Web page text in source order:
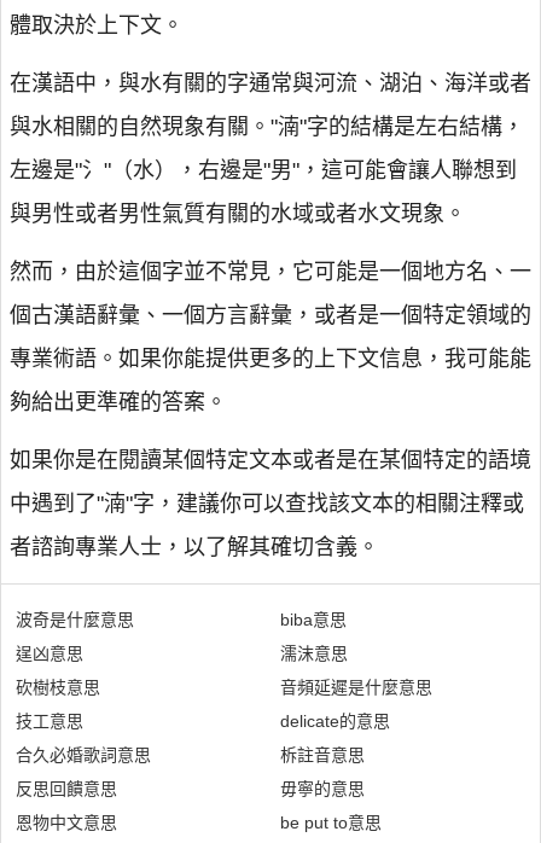
體取決於上下文。
在漢語中，與水有關的字通常與河流、湖泊、海洋或者
與水相關的自然現象有關。"湳"字的結構是左右結構，
左邊是"氵"（水），右邊是"男"，這可能會讓人聯想到
與男性或者男性氣質有關的水域或者水文現象。
然而，由於這個字並不常見，它可能是一個地方名、一
個古漢語辭彙、一個方言辭彙，或者是一個特定領域的
專業術語。如果你能提供更多的上下文信息，我可能能
夠給出更準確的答案。
如果你是在閱讀某個特定文本或者是在某個特定的語境
中遇到了"湳"字，建議你可以查找該文本的相關注釋或
者諮詢專業人士，以了解其確切含義。
波奇是什麼意思
逞凶意思
砍樹枝意思
技工意思
合久必婚歌詞意思
反思回饋意思
恩物中文意思
biba意思
濡沫意思
音頻延遲是什麼意思
delicate的意思
柝註音意思
毋寧的意思
be put to意思